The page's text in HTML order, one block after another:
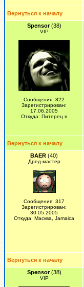
Вернуться к началу
Spensor(38)
VIP
Сообщения: 822
Зарегистрирован:
17.06.2005
Откуда: Питерец я
Вернуться к началу
BAER (40)
Дред-мастер
Сообщения: 317
Зарегистрирован:
30.05.2005
Откуда: Масква, Jamaica
Вернуться к началу
Spensor(38)
VIP